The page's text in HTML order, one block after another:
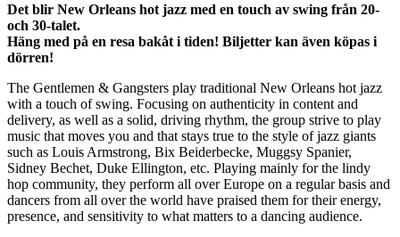
Det blir New Orleans hot jazz med en touch av swing från 20-
och 30-talet.
Häng med på en resa bakåt i tiden! Biljetter kan även köpas i
dörren!
The Gentlemen & Gangsters play traditional New Orleans hot jazz
with a touch of swing. Focusing on authenticity in content and
delivery, as well as a solid, driving rhythm, the group strive to play
music that moves you and that stays true to the style of jazz giants
such as Louis Armstrong, Bix Beiderbecke, Muggsy Spanier,
Sidney Bechet, Duke Ellington, etc. Playing mainly for the lindy
hop community, they perform all over Europe on a regular basis and
dancers from all over the world have praised them for their energy,
presence, and sensitivity to what matters to a dancing audience.